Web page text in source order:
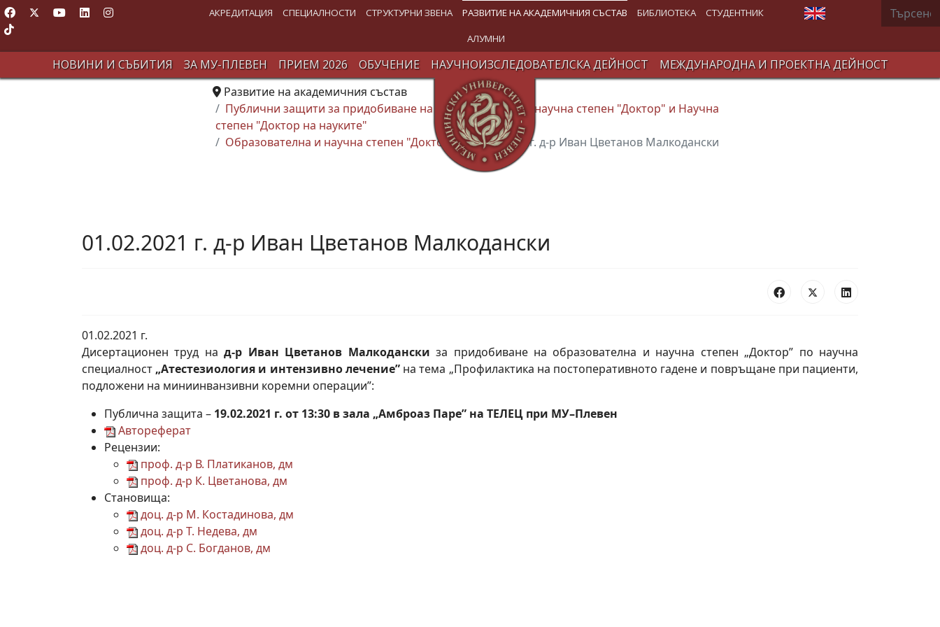
АКРЕДИТАЦИЯ СПЕЦИАЛНОСТИ СТРУКТУРНИ ЗВЕНА РАЗВИТИЕ НА АКАДЕМИЧНИЯ СЪСТАВ БИБЛИОТЕКА СТУДЕНТНИК
АЛУМНИ
Изберете език Търсене
НОВИНИ И СЪБИТИЯ ЗА МУ-ПЛЕВЕН ПРИЕМ 2026 ОБУЧЕНИЕ НАУЧНОИЗСЛЕДОВАТЕЛСКА ДЕЙНОСТ
МЕЖДУНАРОДНА И ПРОЕКТНА ДЕЙНОСТ
Развитие на академичния състав
Публични защити за придобиване на Образователна и научна степен "Доктор" и Научна
степен "Доктор на науките"
Образователна и научна степен "Доктор"
01.02.2021 г. д-р Иван Цветанов Малкодански
01.02.2021 г. д-р Иван Цветанов Малкодански
01.02.2021 г.
Дисертационен труд над-р Иван Цветанов Малкодански за придобиване на образователна и научна степен „Доктор” по научна
специалност „Атестезиология и интензивно лечение”на тема „Профилактика на постоперативното гадене и повръщане при пациенти,
подложени на миниинванзивни коремни операции”:
Публична защита – 19.02.2021 г. от 13:30 в зала „Амброаз Паре” на ТЕЛЕЦ при МУ–Плевен
Автореферат
Рецензии:
проф. д-р В. Платиканов, дм
проф. д-р К. Цветанова, дм
Становища:
доц. д-р М. Костадинова, дм
доц. д-р Т. Недева, дм
доц. д-р С. Богданов, дм